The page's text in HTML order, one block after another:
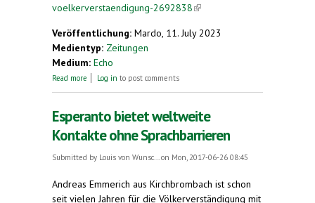
voelkerverstaendigung-2692838(link is external)
Veröffentlichung: Mardo, 11. July 2023
Medientyp: Zeitungen
Medium: Echo
Read more about Der Türöffner für Völkerverständigung
Log in to post comments
Esperanto bietet weltweite
Kontakte ohne Sprachbarrieren
Submitted by Louis von Wunsc... on Mon, 2017-06-26 08:45
Andreas Emmerich aus Kirchbrombach ist schon
seit vielen Jahren für die Völkerverständigung mit